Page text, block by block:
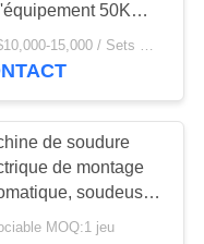
29
50KW
de machine de
de fil tressé
US $10,000-15,000 / Sets MOQ:1 jeu
de soudure
de montage
soudeuse
de collecteur
MOQ:1 jeu